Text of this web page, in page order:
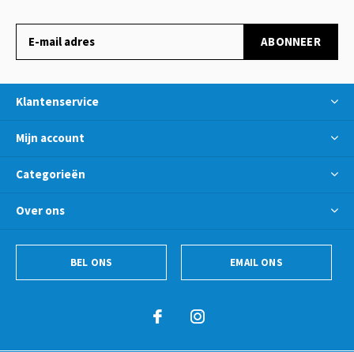
ABONNEER
Klantenservice
Mijn account
Categorieën
Over ons
BEL ONS EMAIL ONS